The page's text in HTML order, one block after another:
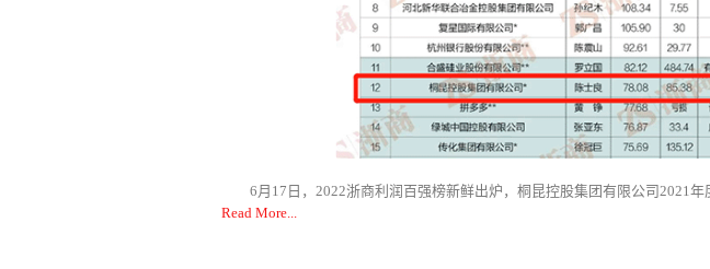
6月17日，2022浙商利润百强榜新鲜出炉，桐昆控股集团有限公司2021年
Read More